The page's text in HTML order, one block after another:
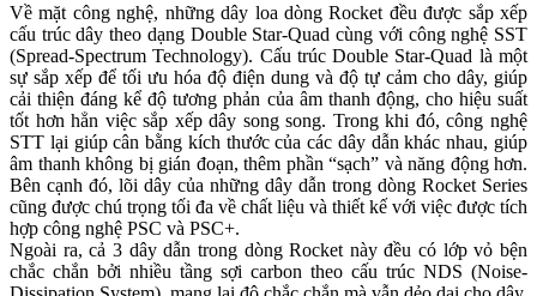
Về mặt công nghệ, những dây loa dòng Rocket đều được sắp xếp
cấu trúc dây theo dạng Double Star-Quad cùng với công nghệ SST
(Spread-Spectrum Technology). Cấu trúc Double Star-Quad là một
sự sắp xếp để tối ưu hóa độ điện dung và độ tự cảm cho dây, giúp
cải thiện đáng kể độ tương phản của âm thanh động, cho hiệu suất
tốt hơn hẳn việc sắp xếp dây song song. Trong khi đó, công nghệ
STT lại giúp cân bằng kích thước của các dây dẫn khác nhau, giúp
âm thanh không bị gián đoạn, thêm phần “sạch” và năng động hơn.
Bên cạnh đó, lõi dây của những dây dẫn trong dòng Rocket Series
cũng được chú trọng tối đa về chất liệu và thiết kế với việc được tích
hợp công nghệ PSC và PSC+.
Ngoài ra, cả 3 dây dẫn trong dòng Rocket này đều có lớp vỏ bện
chắc chắn bởi nhiều tầng sợi carbon theo cấu trúc NDS (Noise-